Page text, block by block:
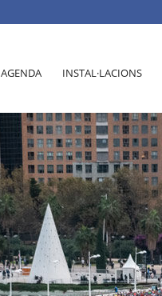
AGENDA INSTAL·LACIONS